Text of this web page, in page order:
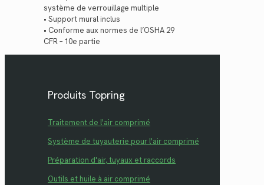
système de verrouillage multiple
• Support mural inclus
• Conforme aux normes de l’OSHA 29
CFR – 10e partie
Produits Topring
Traitement de l'air comprimé
Système de tuyauterie pour l'air comprimé
Préparation d'air, tuyaux et raccords
Outils et huile à air comprimé